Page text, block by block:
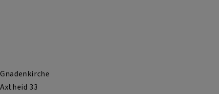
Gnadenkirche
Axtheid 33